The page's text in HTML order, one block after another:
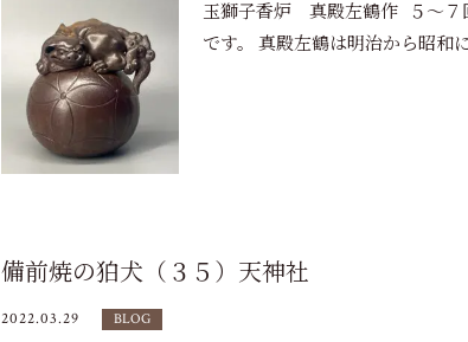
玉獅子香炉 真殿左鶴作 ５～７
です。 真殿左鶴は明治から昭和
備前焼の狛犬（３５）天神社
2022.03.29 BLOG